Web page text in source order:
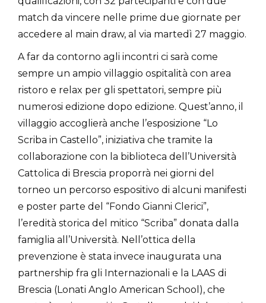
match da vincere nelle prime due giornate per
accedere al main draw, al via martedì 27 maggio.
A far da contorno agli incontri ci sarà come
sempre un ampio villaggio ospitalità con area
ristoro e relax per gli spettatori, sempre più
numerosi edizione dopo edizione. Quest’anno, il
villaggio accoglierà anche l’esposizione “Lo
Scriba in Castello”, iniziativa che tramite la
collaborazione con la biblioteca dell’Università
Cattolica di Brescia proporrà nei giorni del
torneo un percorso espositivo di alcuni manifesti
e poster parte del “Fondo Gianni Clerici”,
l’eredità storica del mitico “Scriba” donata dalla
famiglia all’Università. Nell’ottica della
prevenzione è stata invece inaugurata una
partnership fra gli Internazionali e la LAAS di
Brescia (Lonati Anglo American School), che